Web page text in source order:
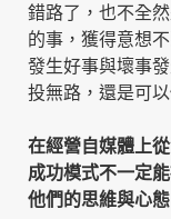
錯路了，也不全
的事，獲得意想
發生好事與壞事
投無路，還是可以
在經營自媒體上
成功模式不一定
他們的思維與心態